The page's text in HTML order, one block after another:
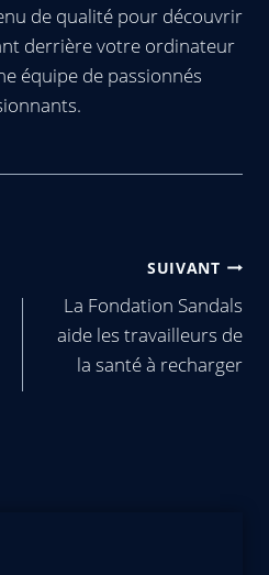
de qualité pour découvrir
derrière votre ordinateur
équipe de passionnés
SUIVANT
La Fondation Sandals
aide les travailleurs de
la santé à recharger